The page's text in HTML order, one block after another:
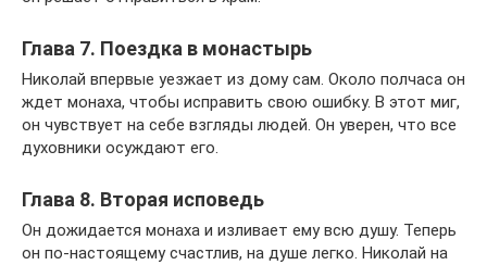
Глава 7. Поездка в монастырь
Николай впервые уезжает из дому сам. Около полчаса он
ждет монаха, чтобы исправить свою ошибку. В этот миг,
он чувствует на себе взгляды людей. Он уверен, что все
духовники осуждают его.
Глава 8. Вторая исповедь
Он дожидается монаха и изливает ему всю душу. Теперь
он по-настоящему счастлив, на душе легко. Николай на